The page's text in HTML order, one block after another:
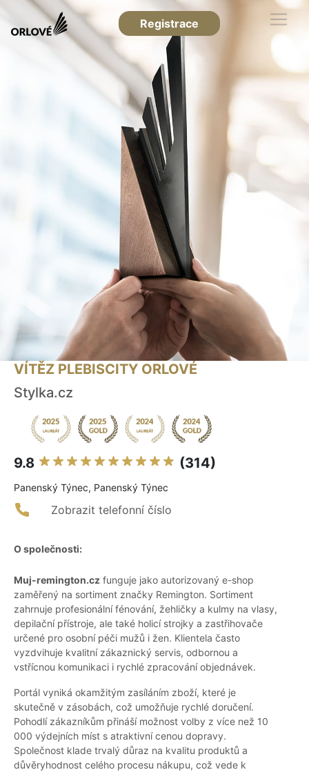
Registrace
VÍTĚZ PLEBISCITY ORLOVÉ
Stylka.cz
9.8 (314)
Panenský Týnec, Panenský Týnec
Zobrazit telefonní číslo
O společnosti:
Muj-remington.cz funguje jako autorizovaný e-shop
zaměřený na sortiment značky Remington. Sortiment
zahrnuje profesionální fénování, žehličky a kulmy na vlasy,
depilační přístroje, ale také holicí strojky a zastřihovače
určené pro osobní péči mužů i žen. Klientela často
vyzdvihuje kvalitní zákaznický servis, odbornou a
vstřícnou komunikaci i rychlé zpracování objednávek.
Portál vyniká okamžitým zasíláním zboží, které je
skutečně v zásobách, což umožňuje rychlé doručení.
Pohodlí zákazníkům přináší možnost volby z více než 10
000 výdejních míst s atraktivní cenou dopravy.
Společnost klade trvalý důraz na kvalitu produktů a
důvěryhodnost celého procesu nákupu, což vede k